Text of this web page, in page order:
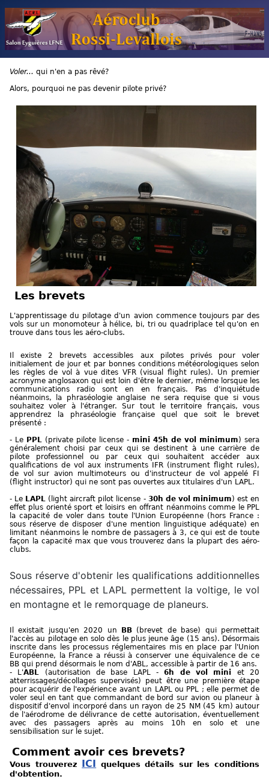
Voler... qui n'en a pas rêvé?
Alors, pourquoi ne pas devenir pilote privé?
Les brevets
L'apprentissage du pilotage d'un avion commence toujours par des
vols sur un monomoteur à hélice, bi, tri ou quadriplace tel qu'on en
trouve dans tous les aéro-clubs.
Il existe 2 brevets accessibles aux pilotes privés pour voler
initialement de jour et par bonnes conditions météorologiques selon
les règles de vol à vue dites VFR (visual flight rules). Un premier
acronyme anglosaxon qui est loin d'être le dernier, même lorsque les
communications radio sont en en français. Pas d'inquiétude
néanmoins, la phraséologie anglaise ne sera requise que si vous
souhaitez voler à l'étranger. Sur tout le territoire français, vous
apprendrez la phraséologie française quel que soit le brevet
présenté :
- Le PPL (private pilote license - mini 45h de vol minimum) sera
généralement choisi par ceux qui se destinent à une carrière de
pilote professionnel ou par ceux qui souhaitent accéder aux
qualifications de vol aux instruments IFR (instrument flight rules),
de vol sur avion multimoteurs ou d'instructeur de vol appelé FI
(flight instructor) qui ne sont pas ouvertes aux titulaires d'un LAPL.
- Le LAPL (light aircraft pilot license - 30h de vol minimum) est en
effet plus orienté sport et loisirs en offrant néanmoins comme le PPL
la capacité de voler dans toute l'Union Européenne (hors France :
sous réserve de disposer d'une mention linguistique adéquate) en
limitant néanmoins le nombre de passagers à 3, ce qui est de toute
façon la capacité max que vous trouverez dans la plupart des aéro-
clubs.
Sous réserve d'obtenir les qualifications additionnelles
nécessaires, PPL et LAPL permettent la voltige, le vol
en montagne et le remorquage de planeurs.
Il existait jusqu'en 2020 un BB (brevet de base) qui permettait
l'accès au pilotage en solo dès le plus jeune âge (15 ans). Désormais
inscrite dans les processus réglementaires mis en place par l'Union
Européenne, la France a réussi à conserver une équivalence de ce
BB qui prend désormais le nom d'ABL, accessible à partir de 16 ans.
- L'ABL (autorisation de base LAPL -6h de vol mini et 20
atterrissages/décollages supervisés) peut être une première étape
pour acquérir de l'expérience avant un LAPL ou PPL ; elle permet de
voler seul en tant que commandant de bord sur avion ou planeur à
dispositif d'envol incorporé dans un rayon de 25 NM (45 km) autour
de l'aérodrome de délivrance de cette autorisation, éventuellement
avec des passagers après au moins 10h en solo et une
sensibilisation sur le sujet.
Comment avoir ces brevets?
Vous trouverez ICI quelques détails sur les conditions
d'obtention.